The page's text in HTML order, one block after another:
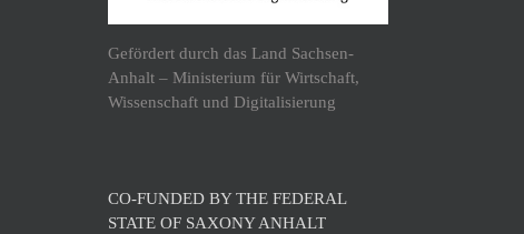
Gefördert durch das Land Sachsen-
Anhalt – Ministerium für Wirtschaft,
Wissenschaft und Digitalisierung
CO-FUNDED BY THE FEDERAL
STATE OF SAXONY ANHALT